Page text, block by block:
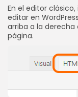
En el editor
editar en
arriba a la
página.